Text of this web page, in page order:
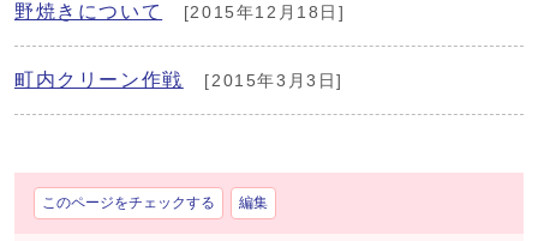
野焼きについて [2015年12月18日]
町内クリーン作戦 [2015年3月3日]
このページをチェックする 編集